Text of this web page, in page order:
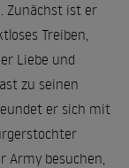
Zunächst ist er
Treiben,
Liebe und
zu seinen
er sich mit
Army besuchen,